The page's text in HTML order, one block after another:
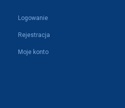
Logowanie
Rejestracja
Moje konto